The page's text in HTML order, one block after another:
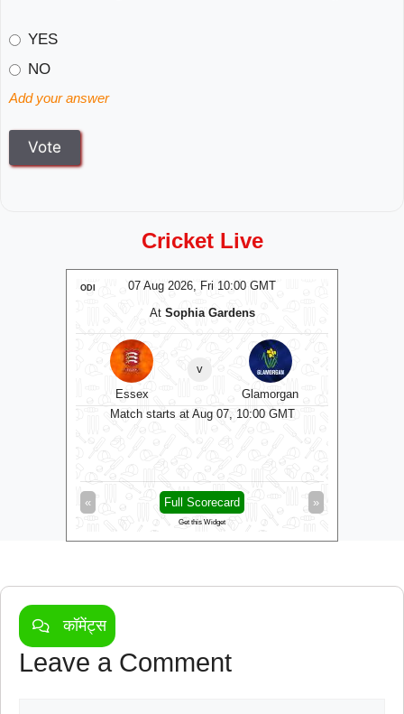
YES
NO
Add your answer
Cricket Live
07 Aug 2026, Fri 10:00 GMT
ODI
At Sophia Gardens
Essex
v
Glamorgan
Match starts at Aug 07, 10:00 GMT
« »
Full Scorecard
Get this Widget
कॉमेंट्स
Leave a Comment